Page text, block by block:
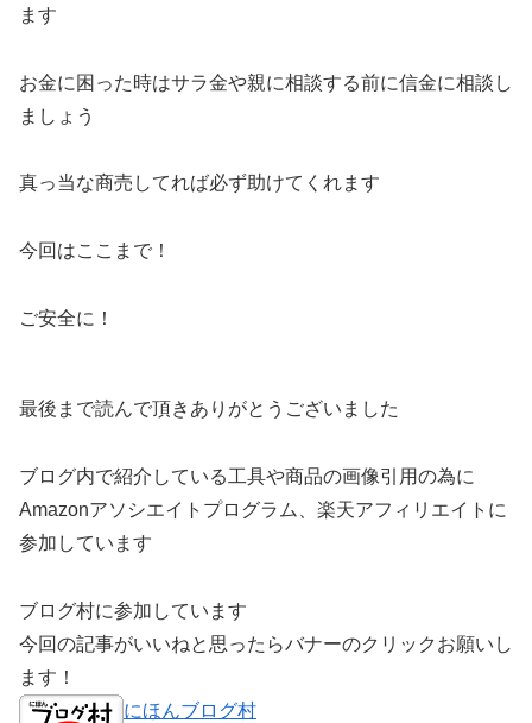
ます
お金に困った時はサラ金や親に相談する前に信金に相談し
ましょう
真っ当な商売してれば必ず助けてくれます
今回はここまで！
ご安全に！
最後まで読んで頂きありがとうございました
ブログ内で紹介している工具や商品の画像引用の為に
Amazonアソシエイトプログラム、楽天アフィリエイトに
参加しています
ブログ村に参加しています
今回の記事がいいねと思ったらバナーのクリックお願いし
ます！
にほんブログ村